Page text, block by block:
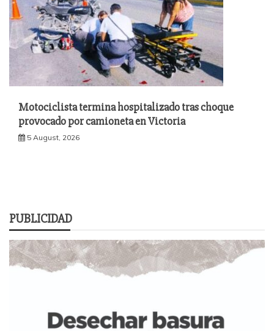
Motociclista termina hospitalizado tras choque
provocado por camioneta en Victoria
5 August, 2026
PUBLICIDAD